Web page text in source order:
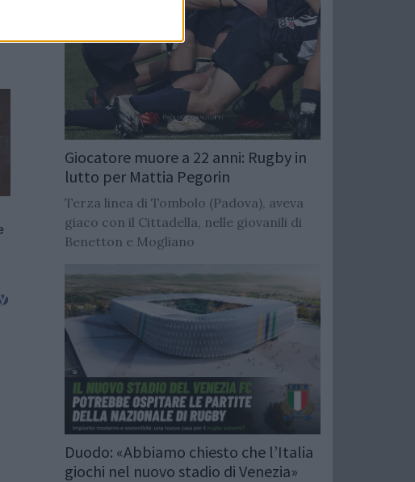
Giocatore muore a 22 anni: Rugby in
lutto per Mattia Pegorin
Terza linea di Tombolo (Padova), aveva
giaco con il Cittadella, nelle giovanili di
Benetton e Mogliano
Duodo: «Abbiamo chiesto che l’Italia
giochi nel nuovo stadio di Venezia»